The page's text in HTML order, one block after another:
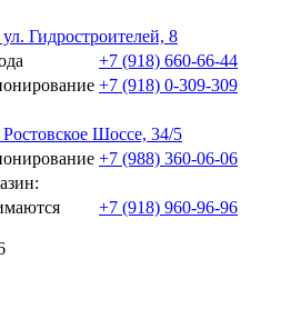
Гидростроителей, 8
+7 (918) 660-66-44
+7 (918) 0-309-309
Шоссе, 34/5
+7 (988) 360-06-06
+7 (918) 960-96-96